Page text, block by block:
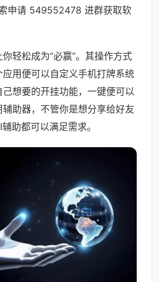
申请 549552478 进群获取软
轻松成为“必赢”。其操作方式
用便可以自定义手机打牌系统
想要的开挂功能，一键便可以
助器，不管你是想分享给好友
助都可以满足需求。